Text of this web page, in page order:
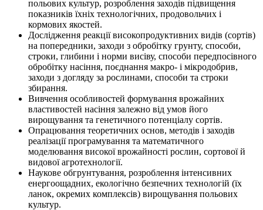
польових культур, розроблення заходів підвищення
показників їхніх технологічних, продовольчих і
кормових якостей.
Дослідження реакції високопродуктивних видів (сортів)
на попередники, заходи з обробітку грунту, способи,
строки, глибини і норми висіву, способи передпосівного
обробітку насіння, поєднання макро- і мікродобрив,
заходи з догляду за рослинами, способи та строки
збирання.
Вивчення особливостей формування врожайних
властивостей насіння залежно від умов його
вирощування та генетичного потенціалу сортів.
Опрацювання теоретичних основ, методів і заходів
реалізації програмування та математичного
моделювання високої врожайності рослин, сортової й
видової агро­технології.
Наукове обгрунтування, розроблення інтенсивних
енергоощадних, екологічно без­печних технологій (їх
ланок, окремих комплексів) вирощування польових
культур.